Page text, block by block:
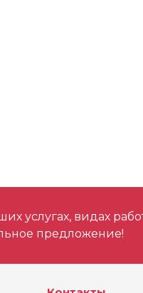
услугах, видах
предложение!